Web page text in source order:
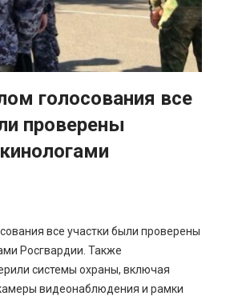
голосования все
проверены
все участки были проверены
Росгвардии. Также
системы охраны, включая
видеонаблюдения и рамки